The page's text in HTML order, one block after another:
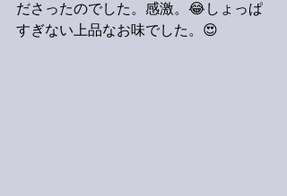
ださったのでした。感激。😂しょっぱ
すぎない上品なお味でした。😍